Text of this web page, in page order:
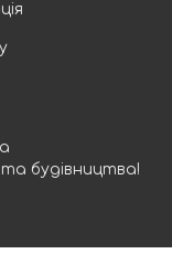
будівництва!